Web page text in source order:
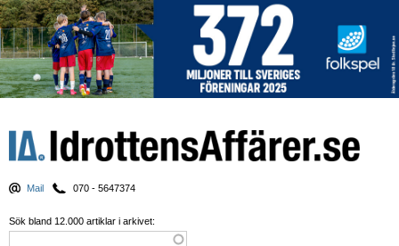
Mail 070 - 5647374
Sök bland 12.000 artiklar i arkivet: